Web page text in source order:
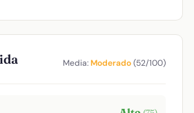
Media:Moderado(52/100)